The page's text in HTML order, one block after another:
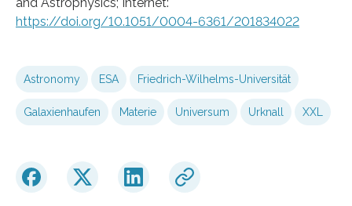
https://doi.org/10.1051/0004-6361/201834022
Astronomy ESA Friedrich-Wilhelms-Universität
Galaxienhaufen Materie Universum Urknall XXL